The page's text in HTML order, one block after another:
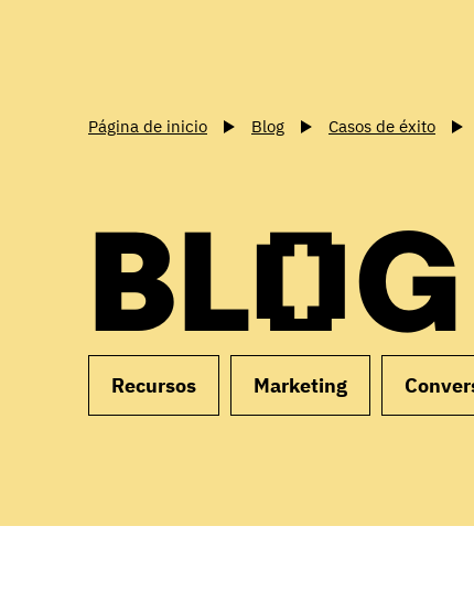
Página de inicio Blog Casos de éxito
BLOG
Recursos Marketing